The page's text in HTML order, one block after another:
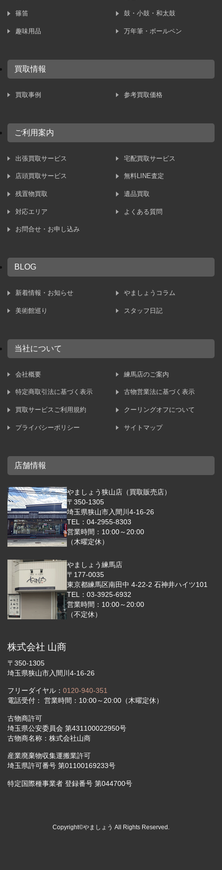
篠笛 鼓・小鼓・和太鼓
趣味用品 万年筆・ボールペン
買取情報
買取事例 参考買取価格
ご利用案内
出張買取サービス 宅配買取サービス
店頭買取サービス 無料LINE査定
残置物買取 遺品買取
対応エリア よくある質問
お問合せ・お申し込み
BLOG
新着情報・お知らせ やましょうコラム
美術館巡り スタッフ日記
当社について
会社概要 練馬店のご案内
特定商取引法に基づく表示 古物営業法に基づく表示
買取サービスご利用規約 クーリングオフについて
プライバシーポリシー サイトマップ
店舗情報
やましょう狭山店（買取販売店）
〒350-1305
埼玉県狭山市入間川4-16-26
TEL：04-2955-8303
営業時間：10:00～20:00
（木曜定休）
やましょう練馬店
〒177-0035
東京都練馬区南田中 4-22-2 石神井ハイツ101
TEL：03-3925-6932
営業時間：10:00～20:00
（不定休）
株式会社 山商
〒350-1305
埼玉県狭山市入間川4-16-26
フリーダイヤル： 0120-940-351
電話受付： 営業時間：10:00～20:00（木曜定休）
古物商許可
埼玉県公安委員会 第431100022950号
古物商名称：株式会社山商
産業廃棄物収集運搬業許可
埼玉県許可番号 第01100169233号
特定国際種事業者 登録番号 第044700号
Copyright©やましょう All Rights Reserved.